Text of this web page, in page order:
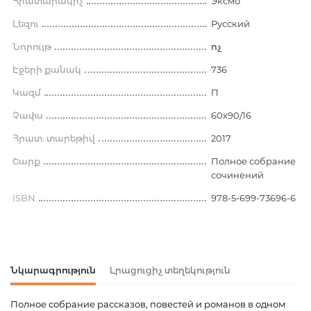
Լեզու Русский
Նորույթ ոչ
Էջերի քանակ 736
Կազմ П
Չափս 60x90/16
Հրատ. տարեթիվ 2017
Շարք
Полное собрание
сочинений
ISBN 978-5-699-73696-6
Նկարագրություն Լրացուցիչ տեղեկություն
Полное собрание рассказов, повестей и романов в одном